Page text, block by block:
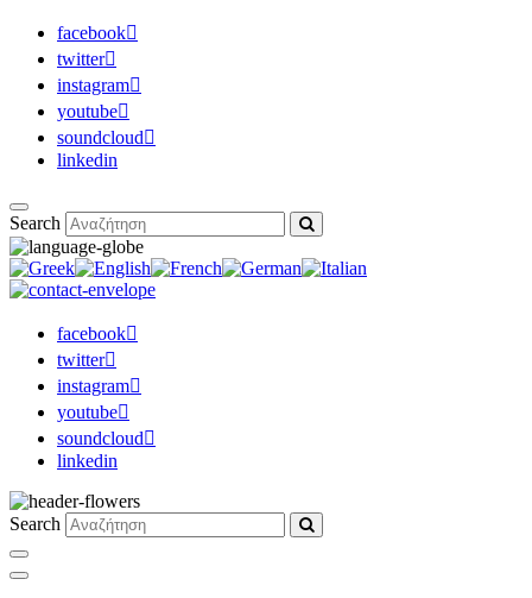
facebook
twitter
instagram
youtube
soundcloud
linkedin
Search
facebook
twitter
instagram
youtube
soundcloud
linkedin
Search